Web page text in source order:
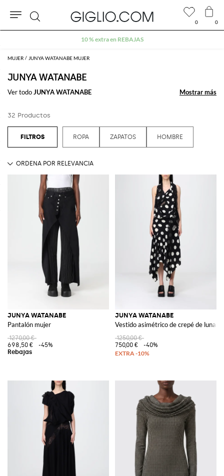
MUJER JUNYA WATANABE MUJER
JUNYA WATANABE
Ver todoJUNYA WATANABE Mostrar más
Mostrar más
32 Productos
ROPA ZAPATOS HOMBRE
JUNYA WATANABE
Pantalón mujer
1270,00 €
698,50 €
-45%
JUNYA WATANABE
Vestido asimétrico de crepé de
1250,00 €
750,00 €
-40%
0 0
Buscar
10 % extra en REBAJAS